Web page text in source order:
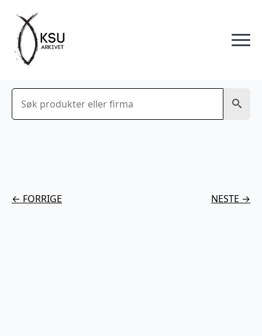
Søk
← FORRIGE NESTE →